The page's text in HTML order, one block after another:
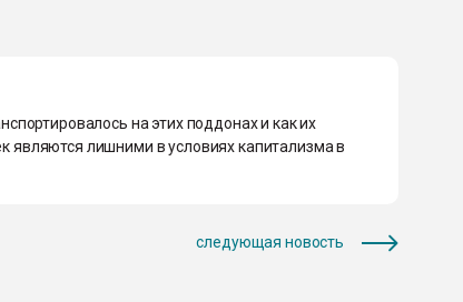
на этих поддонах и как их
являются лишними в условиях капитализма в
следующая новость